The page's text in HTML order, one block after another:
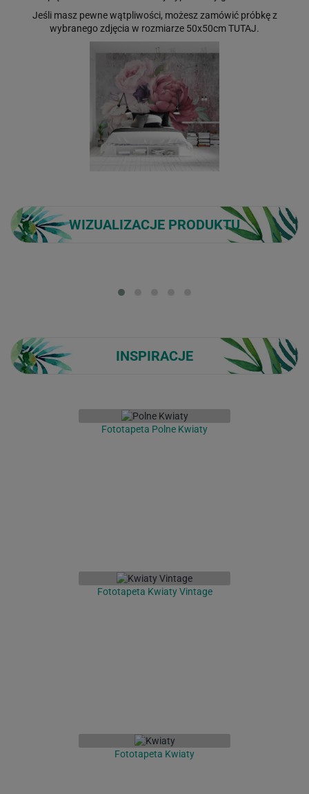
Jeśli masz pewne wątpliwości, możesz zamówić próbkę z
wybranego zdjęcia w rozmiarze 50x50cmTUTAJ.
WIZUALIZACJE PRODUKTU
INSPIRACJE
Fototapeta Polne Kwiaty
Fototapeta Kwiaty Vintage
Fototapeta Kwiaty